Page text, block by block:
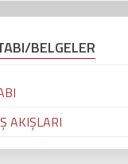
BELGELER
AKIŞLARI